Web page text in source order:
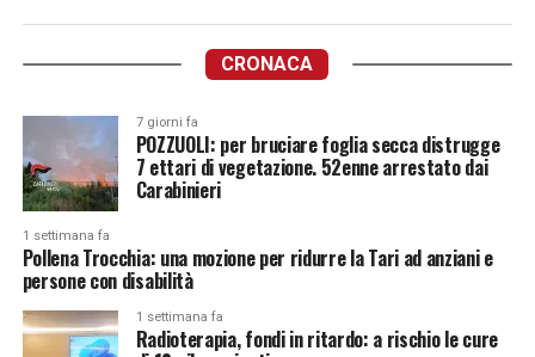
CRONACA
7 giorni fa
POZZUOLI: per bruciare foglia secca distrugge
7 ettari di vegetazione. 52enne arrestato dai
Carabinieri
1 settimana fa
Pollena Trocchia: una mozione per ridurre la Tari ad anziani e
persone con disabilità
1 settimana fa
Radioterapia, fondi in ritardo: a rischio le cure